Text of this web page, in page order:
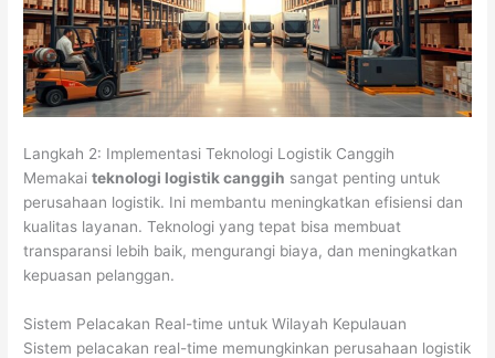
Langkah 2: Implementasi Teknologi Logistik Canggih
Memakaiteknologi logistik canggih sangat penting untuk
perusahaan logistik. Ini membantu meningkatkan efisiensi dan
kualitas layanan. Teknologi yang tepat bisa membuat
transparansi lebih baik, mengurangi biaya, dan meningkatkan
kepuasan pelanggan.
Sistem Pelacakan Real-time untuk Wilayah Kepulauan
Sistem pelacakan real-time memungkinkan perusahaan logistik